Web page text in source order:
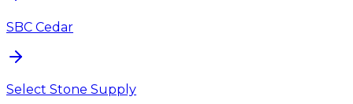
SBC Cedar
Select Stone Supply